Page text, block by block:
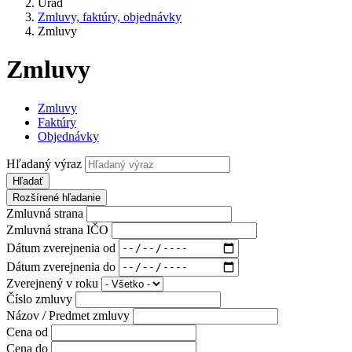
Úrad
Zmluvy, faktúry, objednávky
Zmluvy
Zmluvy
Zmluvy
Faktúry
Objednávky
Hľadaný výraz
Hľadať
Rozšírené hľadanie
Zmluvná strana
Zmluvná strana IČO
Dátum zverejnenia od
Dátum zverejnenia do
Zverejnený v roku
Číslo zmluvy
Názov / Predmet zmluvy
Cena od
Cena do